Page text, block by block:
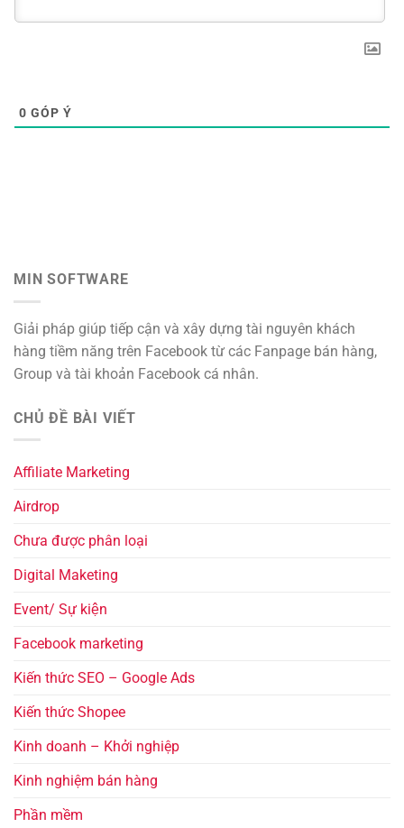
0 GÓP Ý
MIN SOFTWARE
Giải pháp giúp tiếp cận và xây dựng tài nguyên khách
hàng tiềm năng trên Facebook từ các Fanpage bán hàng,
Group và tài khoản Facebook cá nhân.
CHỦ ĐỀ BÀI VIẾT
Affiliate Marketing
Airdrop
Chưa được phân loại
Digital Maketing
Event/ Sự kiện
Facebook marketing
Kiến thức SEO – Google Ads
Kiến thức Shopee
Kinh doanh – Khởi nghiệp
Kinh nghiệm bán hàng
Phần mềm